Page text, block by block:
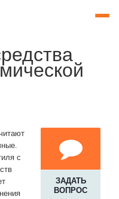
ЗАДАТЬ
ВОПРОС
с